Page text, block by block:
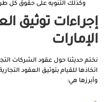
وكذلك التنويه على حقوق كل
إجراءات توثيق
الإمارات
نختم حديثنا حول عقود الشركات
اتخاذها للقيام بتوثيق العقود
وأبرزها هي: